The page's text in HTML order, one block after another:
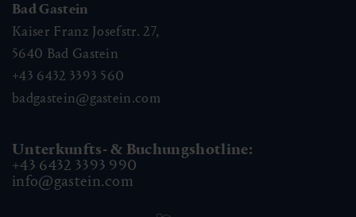
Bad Gastein
Kaiser Franz Josefstr. 27,
5640 Bad Gastein
+43 6432 3393 560
badgastein@gastein.com
Unterkunfts- & Buchungshotline:
+43 6432 3393 990
info@gastein.com